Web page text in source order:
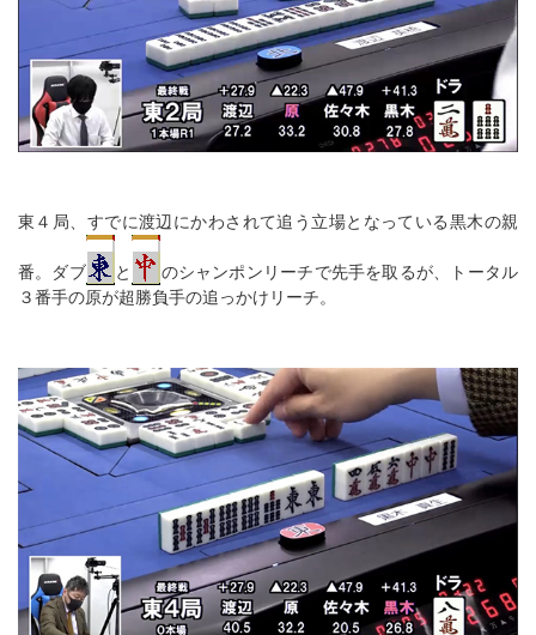
東４局、すでに渡辺にかわされて追う立場となっている黒木の親
番。ダブ と
のシャンポンリーチで先手を取るが、トータル
３番手の原が超勝負手の追っかけリーチ。